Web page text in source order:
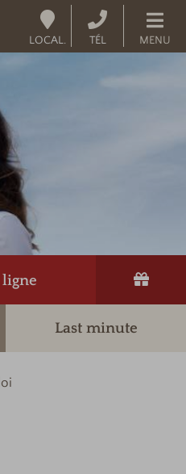
LOCAL. TÉL MENU
ligne
Last minute